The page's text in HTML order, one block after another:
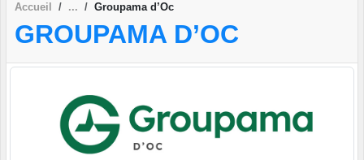
Accueil Groupama d’Oc
GROUPAMA D’OC